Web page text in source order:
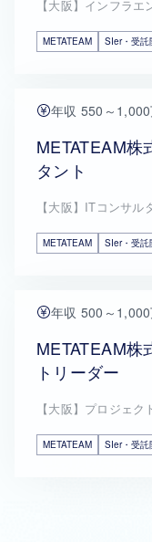
【大阪】インフラエ
METATEAM SIer・受託
年収 550～
METATEAM
タント
【大阪】ITコンサル
METATEAM SIer・受託
年収 500～
METATEAM株
トリーダー
【大阪】プロジェク
METATEAM SIer・受託